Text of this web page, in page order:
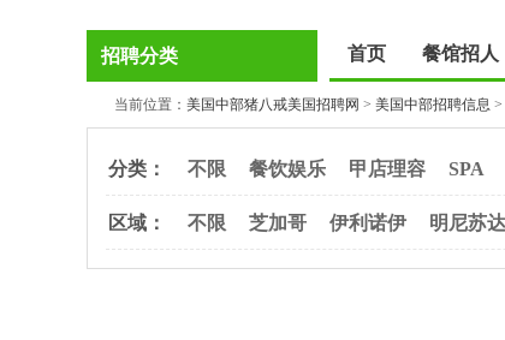
招聘分类 首页 餐馆招人
当前位置： 美国中部猪八戒美国招聘网 > 美国中部招聘信息 >
分类： 不限 餐饮娱乐 甲店理容 SPA
区域： 不限 芝加哥 伊利诺伊 明尼苏达